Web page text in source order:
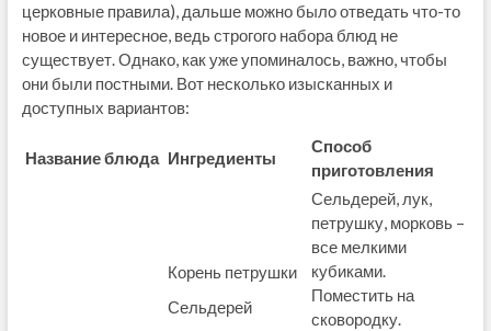
церковные правила), дальше можно было отведать что-то
новое и интересное, ведь строгого набора блюд не
существует. Однако, как уже упоминалось, важно, чтобы
они были постными. Вот несколько изысканных и
доступных вариантов:
Название блюда Ингредиенты
Способ
приготовления
Корень петрушки
Сельдерей
Сельдерей, лук,
петрушку, морковь –
все мелкими
кубиками.
Поместить на
сковородку.